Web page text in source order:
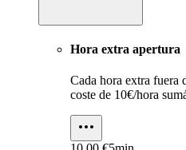
Hora extra apertura
Cada hora extra fuera
coste de 10€/hora